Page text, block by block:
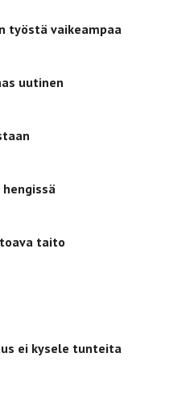
työstä vaikeampaa
uutinen
taito
ei kysele tunteita